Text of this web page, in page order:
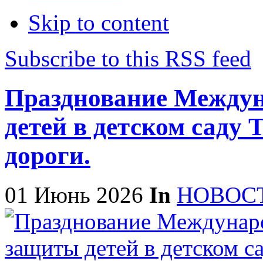
Skip to content
Subscribe to this RSS feed
Празднование
детей в детском саду
дороги.
01 Июнь 2026 In